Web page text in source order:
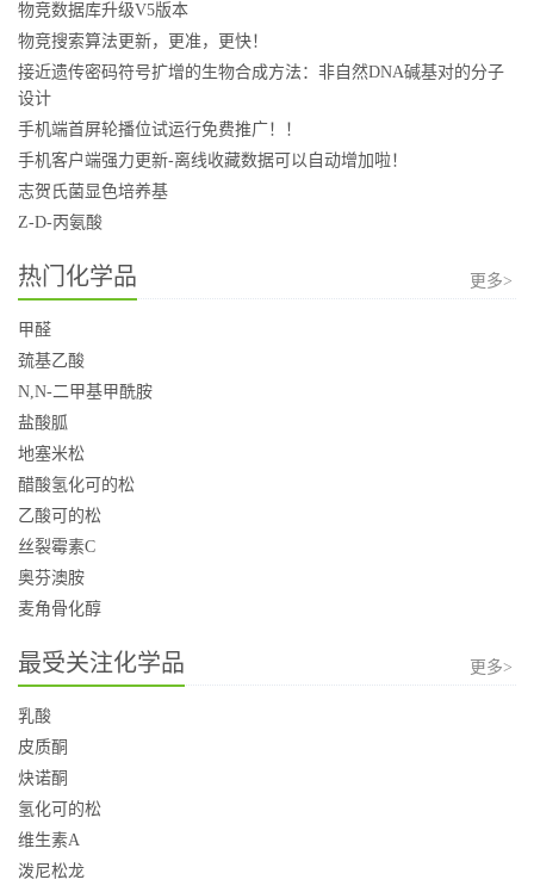
物竞数据库升级V5版本
物竞搜索算法更新，更准，更快！
接近遗传密码符号扩增的生物合成方法：非自然DNA碱基对的分子
设计
手机端首屏轮播位试运行免费推广！！
手机客户端强力更新-离线收藏数据可以自动增加啦！
志贺氏菌显色培养基
Z-D-丙氨酸
热门化学品 更多>
甲醛
巯基乙酸
N,N-二甲基甲酰胺
盐酸胍
地塞米松
醋酸氢化可的松
乙酸可的松
丝裂霉素C
奥芬澳胺
麦角骨化醇
最受关注化学品 更多>
乳酸
皮质酮
炔诺酮
氢化可的松
维生素A
泼尼松龙